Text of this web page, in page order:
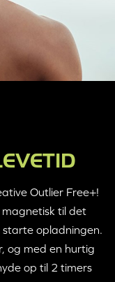
Outlier Free+!
til det
opladningen.
og med en hurtig
op til 2 timers